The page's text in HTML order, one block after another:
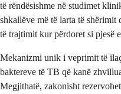
të rëndësishme në studimet
shkallëve më të larta të shërimit
të trajtimit kur përdoret si pjesë
Mekanizmi unik i veprimit të
baktereve të TB që kanë
Megjithatë, zakonisht